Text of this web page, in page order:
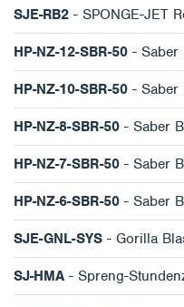
SJE-RB2 - SPONGE-JET
HP-NZ-12-SBR-50 -
HP-NZ-10-SBR-50 -
HP-NZ-8-SBR-50 - Saber
HP-NZ-7-SBR-50 - Saber
HP-NZ-6-SBR-50 - Saber
SJE-GNL-SYS - Gorilla
SJ-HMA - Spreng-